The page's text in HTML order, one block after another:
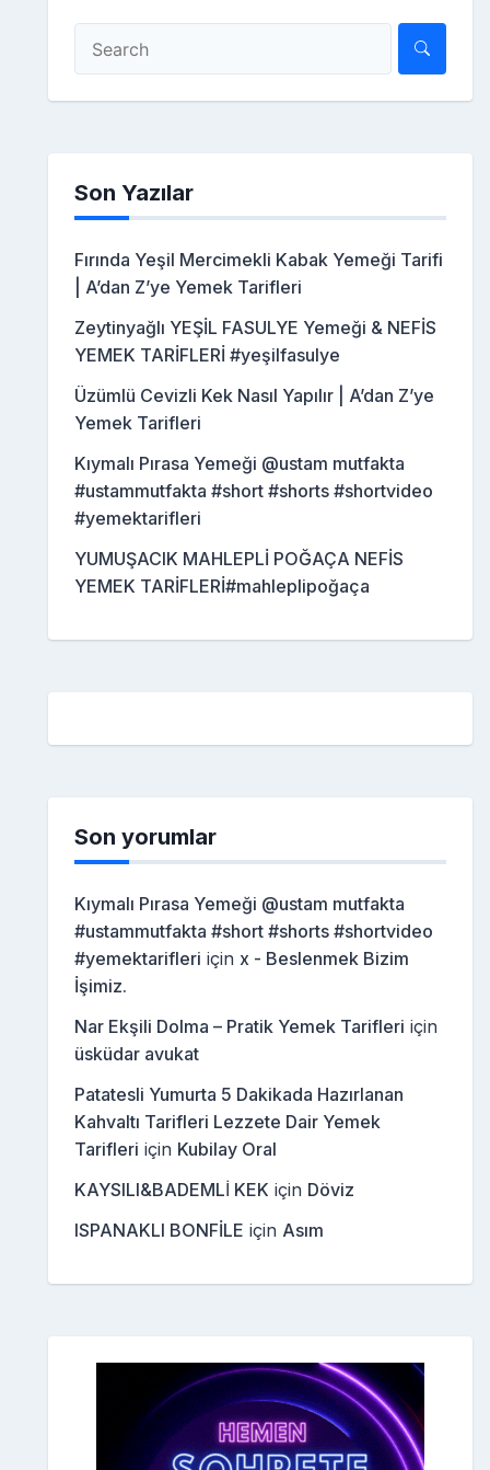
Son Yazılar
Fırında Yeşil Mercimekli Kabak Yemeği Tarifi
| A’dan Z’ye Yemek Tarifleri
Zeytinyağlı YEŞİL FASULYE Yemeği & NEFİS
YEMEK TARİFLERİ #yeşilfasulye
Üzümlü Cevizli Kek Nasıl Yapılır | A’dan Z’ye
Yemek Tarifleri
Kıymalı Pırasa Yemeği @ustam mutfakta
#ustammutfakta #short #shorts #shortvideo
#yemektarifleri
YUMUŞACIK MAHLEPLİ POĞAÇA NEFİS
YEMEK TARİFLERİ#mahleplipoğaça
Son yorumlar
Kıymalı Pırasa Yemeği @ustam mutfakta
#ustammutfakta #short #shorts #shortvideo
#yemektarifleri için x - Beslenmek Bizim
İşimiz.
Nar Ekşili Dolma – Pratik Yemek Tarifleri için
üsküdar avukat
Patatesli Yumurta 5 Dakikada Hazırlanan
Kahvaltı Tarifleri Lezzete Dair Yemek
Tarifleri için Kubilay Oral
KAYSILI&BADEMLİ KEK için Döviz
ISPANAKLI BONFİLE için Asım